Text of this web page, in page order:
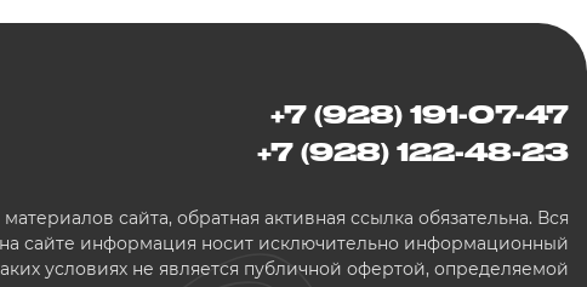
+7 (928) 191-07-47
+7 (928) 122-48-23
сайта, обратная активная ссылка обязательна. Вся
сайте информация носит исключительно информационный
условиях не является публичной офертой, определяемой